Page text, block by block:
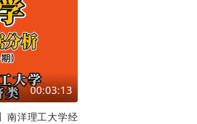
00:03:13
南洋理工大学经